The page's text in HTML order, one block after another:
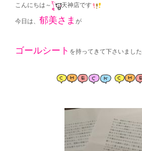
こんにちは～ 天神店です
今日は、 郁美さま が
ゴールシート を持ってきて下さいました